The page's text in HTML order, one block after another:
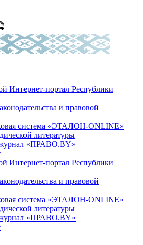
Интернет-портал Республики
и правовой
система «ЭТАЛОН-ONLINE»
литературы
«ПРАВО.BY»
Интернет-портал Республики
и правовой
система «ЭТАЛОН-ONLINE»
литературы
«ПРАВО.BY»